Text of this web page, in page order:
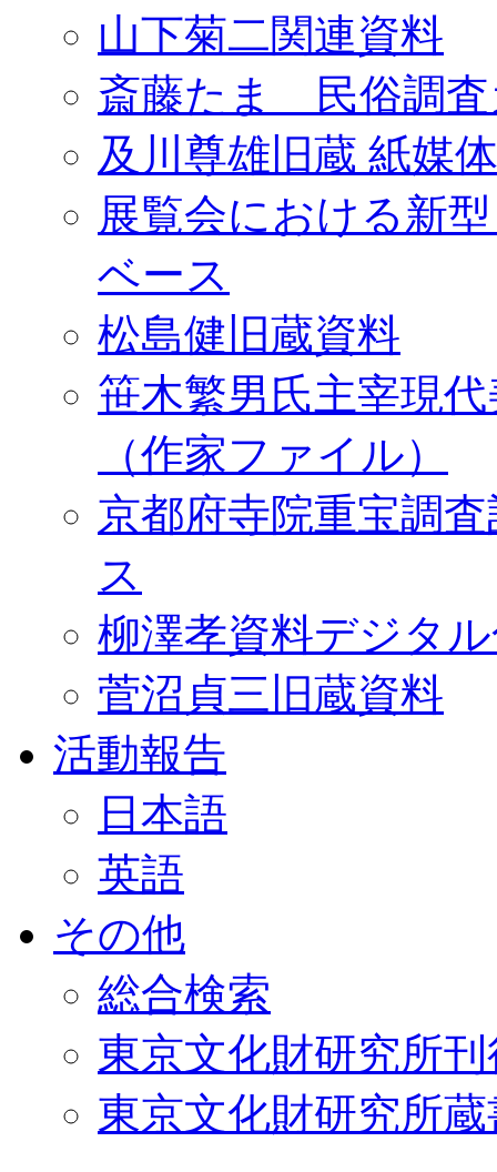
山下菊二関連資料
斎藤たま 民俗調査
及川尊雄旧蔵 紙媒
展覧会における新
ベース
松島健旧蔵資料
笹木繁男氏主宰現
（作家ファイル）
京都府寺院重宝調
ス
柳澤孝資料デジタ
菅沼貞三旧蔵資料
活動報告
日本語
英語
その他
総合検索
東京文化財研究所
東京文化財研究所